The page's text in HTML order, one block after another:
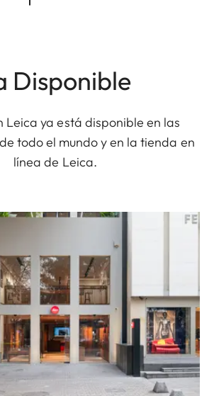
Disponible
Leica ya está disponible en las
todo el mundo y en la tienda en
línea de Leica.